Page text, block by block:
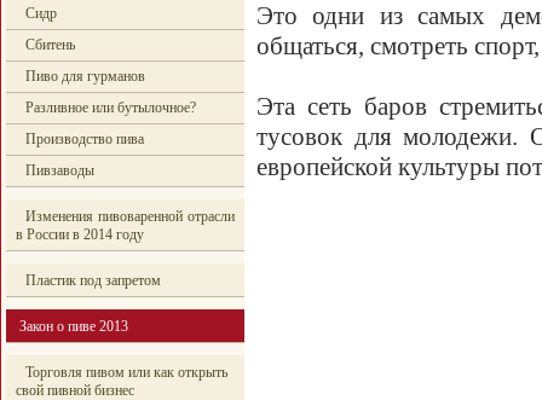
Сидр
Сбитень
Пиво для гурманов
Разливное или бутылочное?
Производство пива
Пивзаводы
Изменения пивоваренной отрасли
в России в 2014 году
Пластик под запретом
Закон о пиве 2013
Торговля пивом или как открыть
свой пивной бизнес
Это одни из самых
общаться, смотреть
Эта сеть баров
тусовок для молодежи.
европейской культуры